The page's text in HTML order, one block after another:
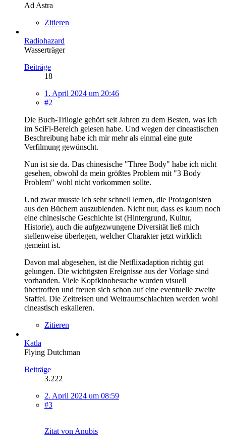
Ad Astra
Zitieren
Radiohazard
Wasserträger
Beiträge
18
1. April 2024 um 20:46
#2
Die Buch-Trilogie gehört seit Jahren zu dem Besten, was ich
im SciFi-Bereich gelesen habe. Und wegen der cineastischen
Beschreibung habe ich mir mehr als einmal eine gute
Verfilmung gewünscht.
Nun ist sie da. Das chinesische "Three Body" habe ich nicht
gesehen, obwohl da mein größtes Problem mit "3 Body
Problem" wohl nicht vorkommen sollte.
Und zwar musste ich sehr schnell lernen, die Protagonisten
aus den Büchern auszublenden. Nicht nur, dass es kaum noch
eine chinesische Geschichte ist (Hintergrund, Kultur,
Historie), auch die aufgezwungene Diversität ließ mich
stellenweise überlegen, welcher Charakter jetzt wirklich
gemeint ist.
Davon mal abgesehen, ist die Netflixadaption richtig gut
gelungen. Die wichtigsten Ereignisse aus der Vorlage sind
vorhanden. Viele Kopfkinobesuche wurden visuell
übertroffen und freuen sich schon auf eine eventuelle zweite
Staffel. Die Zeitreisen und Weltraumschlachten werden wohl
cineastisch eskalieren.
Zitieren
Katla
Flying Dutchman
Beiträge
3.222
2. April 2024 um 08:59
#3
Zitat von Anubis